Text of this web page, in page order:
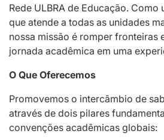
Rede ULBRA de Educação.
que atende a todas as unidades
nossa missão é romper fronteiras
jornada acadêmica em uma
O Que Oferecemos
Promovemos o intercâmbio de
através de dois pilares
convenções acadêmicas globais: